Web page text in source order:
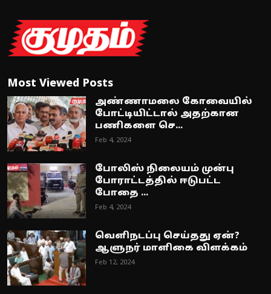
Most Viewed Posts
அண்ணாமலை கோவையில்
போட்டியிட்டால் அதற்கான
பணிகளை செ...
Feb 4, 2024
போலிஸ் நிலையம் முன்பு
போராட்டத்தில் ஈடுபட்ட
போதை ...
Feb 4, 2024
வெளிநடப்பு செய்தது ஏன்?
ஆளுநர் மாளிகை விளக்கம்
Feb 12, 2024